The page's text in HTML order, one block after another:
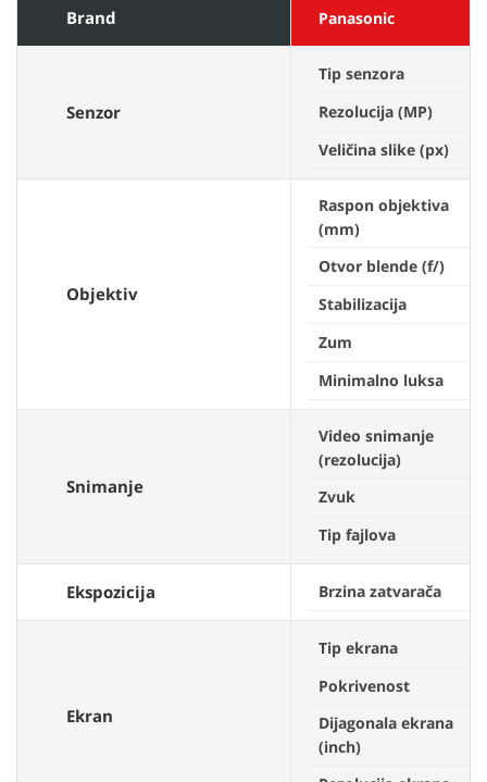
Brand Panasonic
Senzor
Tip senzora
Rezolucija (MP)
Veličina slike (px)
Objektiv
Raspon objektiva
(mm)
Otvor blende (f/)
Stabilizacija
Zum
Minimalno luksa
Snimanje
Video snimanje
(rezolucija)
Zvuk
Tip fajlova
Ekspozicija Brzina zatvarača
Ekran
Tip ekrana
Pokrivenost
Dijagonala ekrana
(inch)